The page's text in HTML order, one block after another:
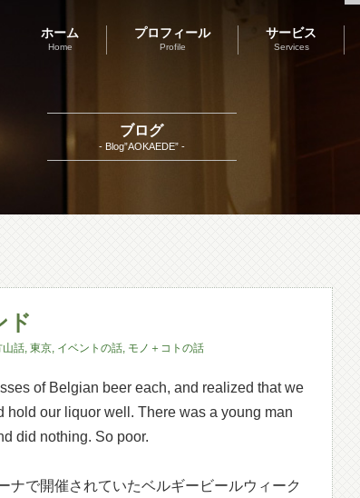
ホーム
Home
プロフィール
Profile
サービス
Services
ブログ
- Blog”AOKAEDE” -
ド
山話, 東京, イベントの話, モノ＋コトの話
of Belgian beer each, and realized that we
our liquor well. There was a young man
did nothing. So poor.
で開催されていたベルギービールウィーク